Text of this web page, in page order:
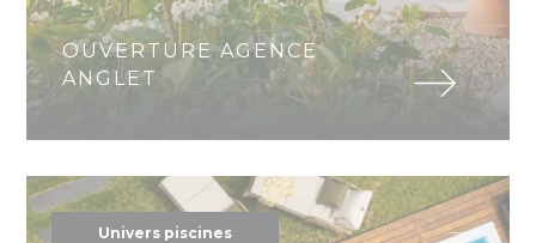
OUVERTURE AGENCE
ANGLET
Univers piscines